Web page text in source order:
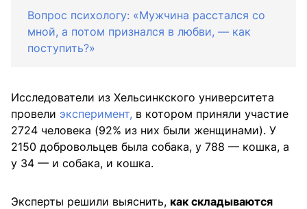
Вопрос психологу: «Мужчина расстался со
мной, а потом признался в любви, — как
поступить?»
Исследователи из Хельсинкского университета
провели эксперимент, в котором приняли участие
2724 человека (92% из них были женщинами). У
2150 добровольцев была собака, у 788 — кошка, а
у 34 — и собака, и кошка.
Эксперты решили выяснить, как складываются